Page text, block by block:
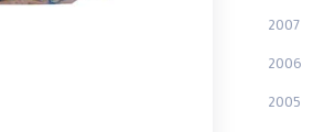
2007
2006
2005